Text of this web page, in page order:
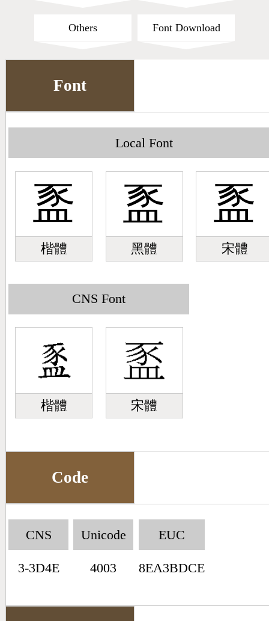
CNS Query
Pinyin Word Index
Others Font Download
Font
Local Font
䀃
楷體
䀃
黑體
䀃
宋體
CNS Font
楷體 宋體
Code
CNS
3-3D4E
Unicode
4003
EUC
8EA3BDCE